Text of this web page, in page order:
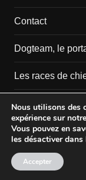
Contact
Dogteam, le
Les races de
Mentions Légales
Copyright © 2026
Nous utilisons des
expérience sur
Vous pouvez en
les désactiver dans
Accepter